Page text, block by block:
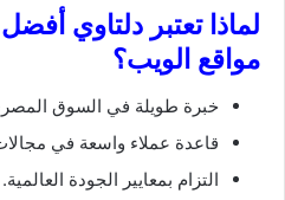
لماذا تعتبر دلتاوي
مواقع الويب؟
خبرة طويلة في السوق
قاعدة عملاء واسعة في
التزام بمعايير الجودة العالمية.